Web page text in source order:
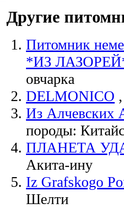
Другие
Питомник
*ИЗ
овчарка
DELMONICO
Из Алчевских
породы:
ПЛАНЕТА
Акита-ину
Iz Grafskogo
Шелти